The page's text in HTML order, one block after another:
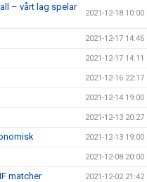
– vårt lag spelar
2021-12-18 10:00
2021-12-17 14:46
2021-12-17 14:11
2021-12-16 22:17
2021-12-14 19:00
2021-12-13 20:27
2021-12-13 19:00
2021-12-08 20:00
matcher 2021-12-02 21:42